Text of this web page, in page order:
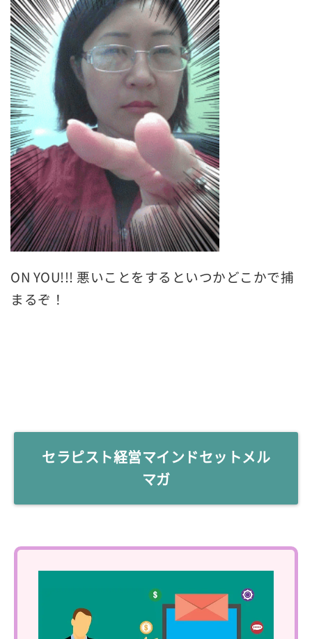
ON YOU!!! 悪いことをするといつかどこかで捕
まるぞ！
セラピスト経営マインドセットメル
マガ